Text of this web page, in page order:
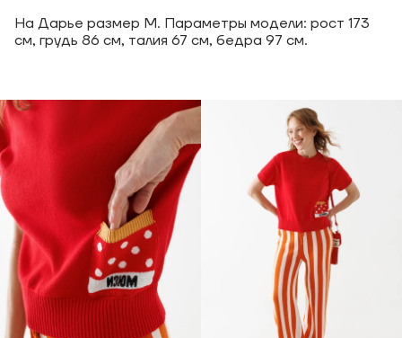
На Дарье размер M. Параметры модели: рост 173
см, грудь 86 см, талия 67 см, бедра 97 см.